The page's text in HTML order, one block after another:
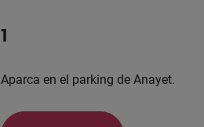
1
Aparca en el parking de Anayet.